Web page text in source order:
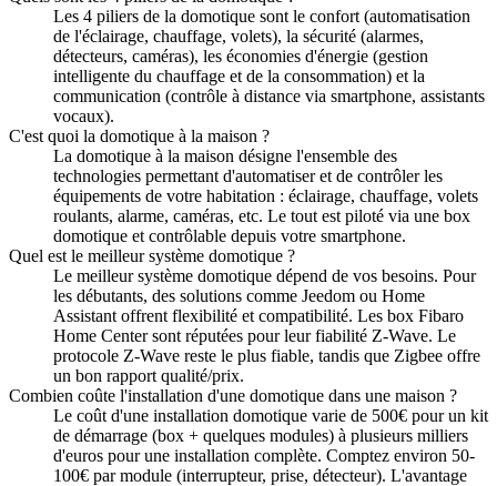
Les 4 piliers de la domotique sont le confort (automatisation
de l'éclairage, chauffage, volets), la sécurité (alarmes,
détecteurs, caméras), les économies d'énergie (gestion
intelligente du chauffage et de la consommation) et la
communication (contrôle à distance via smartphone, assistants
vocaux).
C'est quoi la domotique à la maison ?
La domotique à la maison désigne l'ensemble des
technologies permettant d'automatiser et de contrôler les
équipements de votre habitation : éclairage, chauffage, volets
roulants, alarme, caméras, etc. Le tout est piloté via une box
domotique et contrôlable depuis votre smartphone.
Quel est le meilleur système domotique ?
Le meilleur système domotique dépend de vos besoins. Pour
les débutants, des solutions comme Jeedom ou Home
Assistant offrent flexibilité et compatibilité. Les box Fibaro
Home Center sont réputées pour leur fiabilité Z-Wave. Le
protocole Z-Wave reste le plus fiable, tandis que Zigbee offre
un bon rapport qualité/prix.
Combien coûte l'installation d'une domotique dans une maison ?
Le coût d'une installation domotique varie de 500€ pour un kit
de démarrage (box + quelques modules) à plusieurs milliers
d'euros pour une installation complète. Comptez environ 50-
100€ par module (interrupteur, prise, détecteur). L'avantage